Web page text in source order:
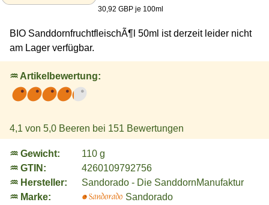
30,92 GBP je 100ml
BIO SanddornfruchtfleischÃ¶l 50ml ist derzeit leider nicht
am Lager verfügbar.
♒ Artikelbewertung:
4,1 von 5,0 Beeren bei 151 Bewertungen
♒ Gewicht:
110 g
♒ GTIN:
4260109792756
♒ Hersteller:
Sandorado - Die SanddornManufaktur
♒ Marke:
Sandorado